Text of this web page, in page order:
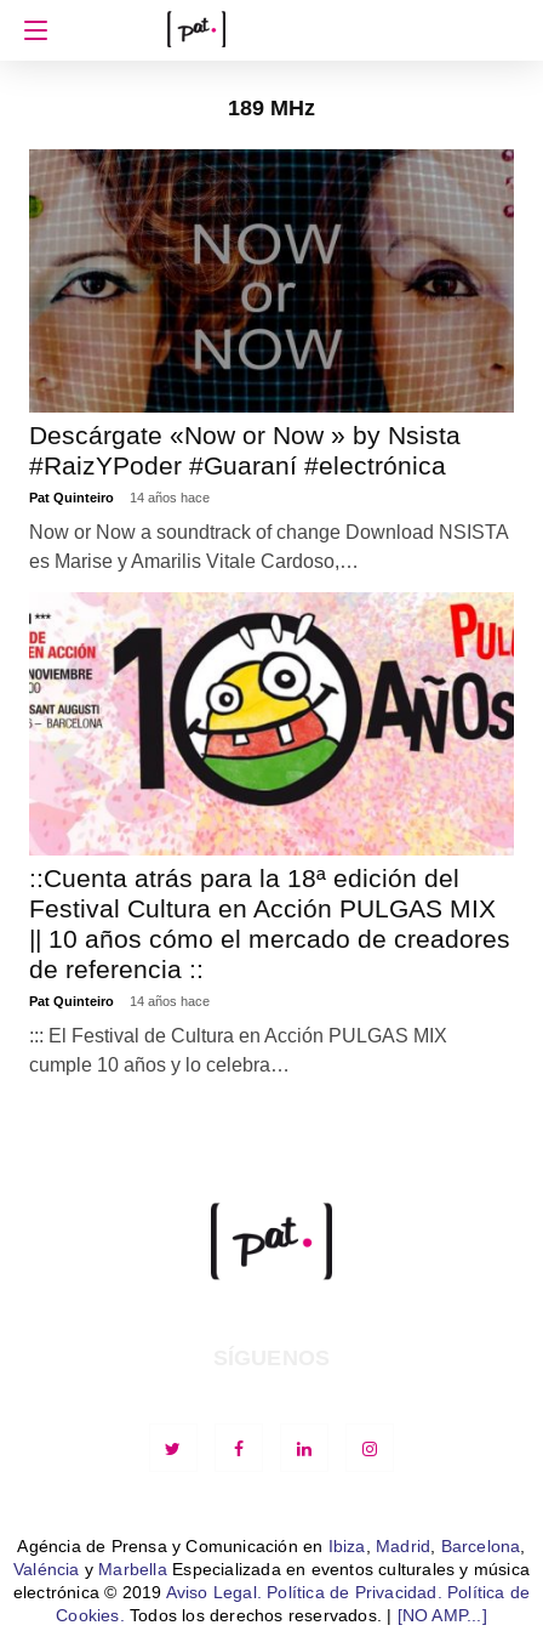
189 MHz
Descárgate «Now or Now » by Nsista
#RaizYPoder #Guaraní #electrónica
Pat Quinteiro 14 años hace
Now or Now a soundtrack of change Download NSISTA
es Marise y Amarilis Vitale Cardoso,…
::Cuenta atrás para la 18ª edición del
Festival Cultura en Acción PULGAS MIX
|| 10 años cómo el mercado de creadores
de referencia ::
Pat Quinteiro 14 años hace
::: El Festival de Cultura en Acción PULGAS MIX
cumple 10 años y lo celebra…
Agéncia de Prensa y Comunicación en Ibiza Madrid Barcelona
Valéncia y Marbella Especializada en eventos culturales y música
electrónica © 2019 Aviso Legal. Política de Privacidad.
Política de
Cookies. Todos los derechos reservados. | [NO AMP...]